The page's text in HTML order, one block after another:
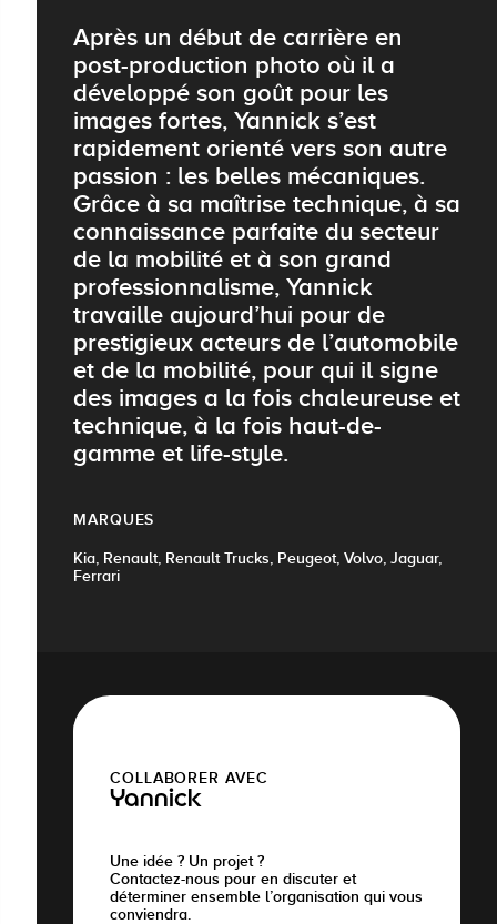
Après un début de carrière en
post-production photo où il a
développé son goût pour les
images fortes, Yannick s’est
rapidement orienté vers son autre
passion : les belles mécaniques.
Grâce à sa maîtrise technique, à sa
connaissance parfaite du secteur
de la mobilité et à son grand
professionnalisme, Yannick
travaille aujourd’hui pour de
prestigieux acteurs de l’automobile
et de la mobilité, pour qui il signe
des images a la fois chaleureuse et
technique, à la fois haut-de-
gamme et life-style.
MARQUES
Kia, Renault, Renault Trucks, Peugeot, Volvo, Jaguar,
Ferrari
COLLABORER AVEC
Yannick
Une idée ? Un projet ?
Contactez-nous pour en discuter et
déterminer ensemble l’organisation qui vous
conviendra.